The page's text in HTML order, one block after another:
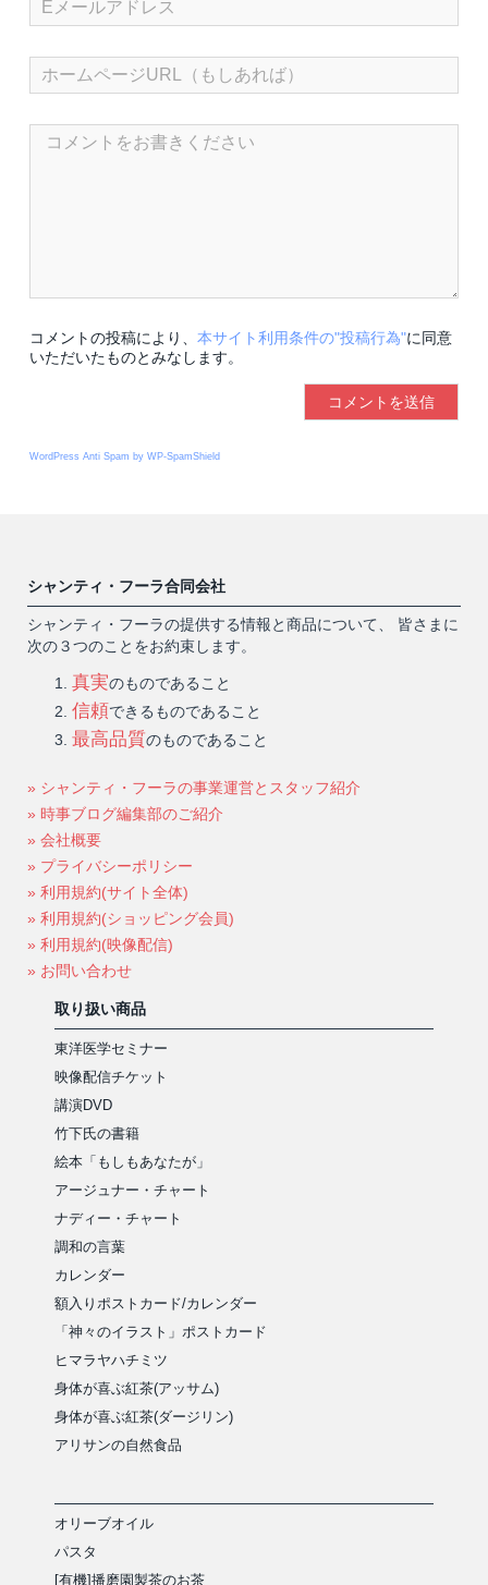
コメントの投稿により、 本サイト利用条件の"投稿行為"に同意
いただいたものとみなします。
WordPress Anti Spam by WP-SpamShield
シャンティ・フーラ合同会社
シャンティ・フーラの提供する情報と商品について、 皆さまに
次の３つのことをお約束します。
真実のものであること
信頼できるものであること
最高品質のものであること
» シャンティ・フーラの事業運営とスタッフ紹介
» 時事ブログ編集部のご紹介
» 会社概要
» プライバシーポリシー
» 利用規約(サイト全体)
» 利用規約(ショッピング会員)
» 利用規約(映像配信)
» お問い合わせ
取り扱い商品
東洋医学セミナー
映像配信チケット
講演DVD
竹下氏の書籍
絵本「もしもあなたが」
アージュナー・チャート
ナディー・チャート
調和の言葉
カレンダー
額入りポストカード/カレンダー
「神々のイラスト」ポストカード
ヒマラヤハチミツ
身体が喜ぶ紅茶(アッサム)
身体が喜ぶ紅茶(ダージリン)
アリサンの自然食品
オリーブオイル
パスタ
[有機]播磨園製茶のお茶